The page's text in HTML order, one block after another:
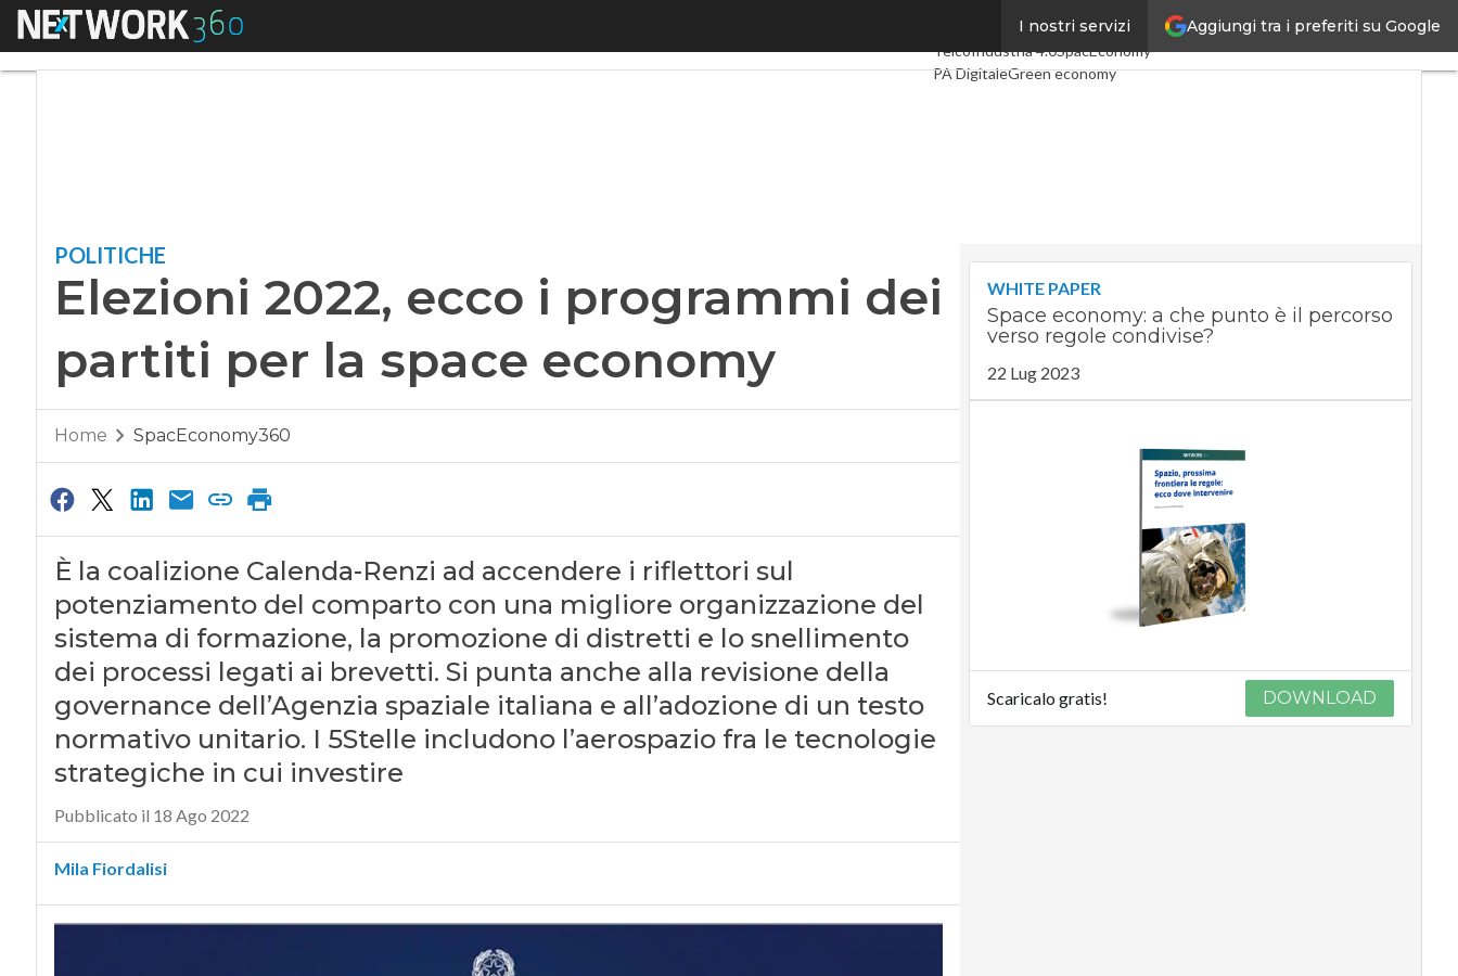
Aggiungi tra i preferiti su Google
I nostri servizi
Menu Ultimi articoliDigital Economy
TelcoIndustria 4.0SpacEconomy
PA DigitaleGreen economy
POLITICHE
Elezioni 2022, ecco i programmi dei
partiti per la space economy
Home SpacEconomy360
È la coalizione Calenda-Renzi ad accendere i riflettori sul
potenziamento del comparto con una migliore organizzazione del
sistema di formazione, la promozione di distretti e lo snellimento
dei processi legati ai brevetti. Si punta anche alla revisione della
governance dell’Agenzia spaziale italiana e all’adozione di un testo
normativo unitario. I 5Stelle includono l’aerospazio fra le tecnologie
strategiche in cui investire
Pubblicato il 18 Ago 2022
Mila Fiordalisi
WHITE PAPER
Space economy: a che punto è il percorso
verso regole condivise?
22 Lug 2023
Scaricalo gratis! DOWNLOAD